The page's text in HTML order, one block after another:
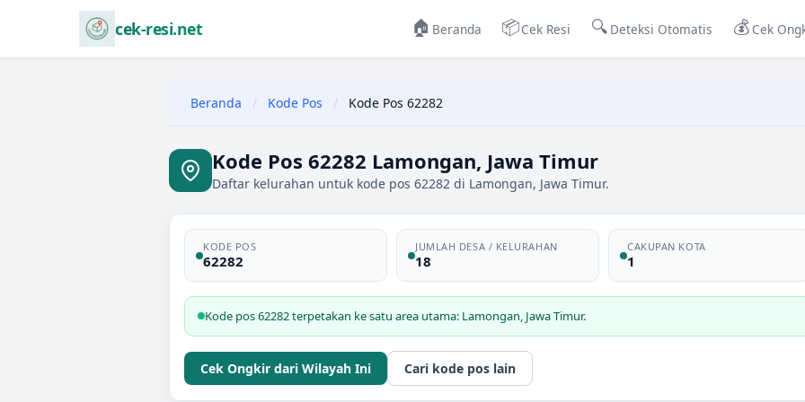
cek-resi.net 🏠 Beranda 📦Cek Resi 🔍 Deteksi Otomatis 💰 Cek
Beranda / Kode Pos / Kode Pos 62282
Kode Pos 62282 Lamongan, Jawa Timur
Daftar kelurahan untuk kode pos 62282 di Lamongan, Jawa Timur.
KODE POS
62282
JUMLAH DESA / KELURAHAN
18
CAKUPAN KOTA
1
Kode pos 62282 terpetakan ke satu area utama: Lamongan, Jawa Timur.
Cek Ongkir dari Wilayah Ini Cari kode pos lain